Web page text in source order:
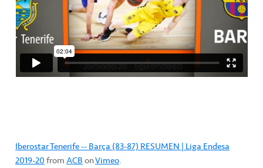
Iberostar Tenerife -- Barça (83-87) RESUMEN | Liga Endesa
2019-20fromACBonVimeo.